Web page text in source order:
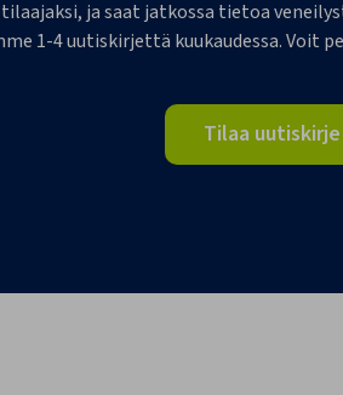
ja saat jatkossa tietoa
1-4 uutiskirjettä kuukaudessa. Voit
Tilaa uutiskirje